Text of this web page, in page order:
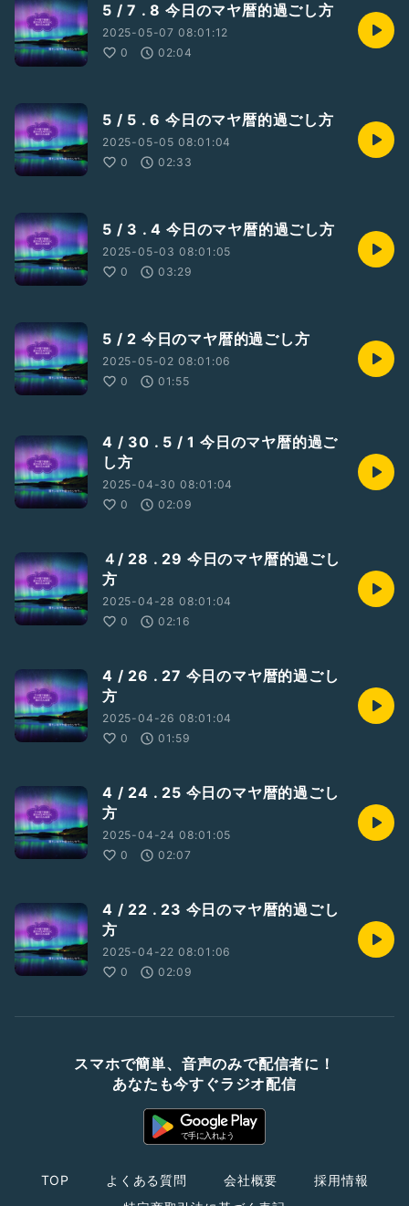
5 / 7 . 8 今日のマヤ暦的過ごし方
2025-05-07 08:01:12
0
02:04
5 / 5 . 6 今日のマヤ暦的過ごし方
2025-05-05 08:01:04
0
02:33
5 / 3 . 4 今日のマヤ暦的過ごし方
2025-05-03 08:01:05
0
03:29
5 / 2 今日のマヤ暦的過ごし方
2025-05-02 08:01:06
0
01:55
4 / 30 . 5 / 1 今日のマヤ暦的過ご
し方
2025-04-30 08:01:04
0
02:09
４/ 28 . 29 今日のマヤ暦的過ごし
方
2025-04-28 08:01:04
0
02:16
4 / 26 . 27 今日のマヤ暦的過ごし
方
2025-04-26 08:01:04
0
01:59
4 / 24 . 25 今日のマヤ暦的過ごし
方
2025-04-24 08:01:05
0
02:07
4 / 22 . 23 今日のマヤ暦的過ごし
方
2025-04-22 08:01:06
0
02:09
スマホで簡単、音声のみで配信者に！
あなたも今すぐラジオ配信
TOP よくある質問 会社概要
採用情報